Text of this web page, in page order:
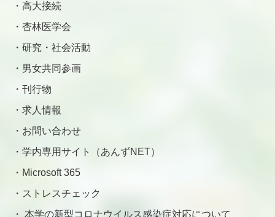
高大接続
杏林医学会
研究・社会活動
男女共同参画
刊行物
求人情報
お問い合わせ
学内専用サイト（あんずNET）
Microsoft 365
ストレスチェック
本学の新型コロナウイルス感染症対応について